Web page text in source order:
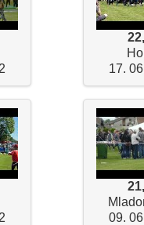
17.
09.